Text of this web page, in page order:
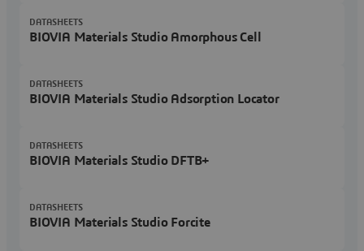
BIOVIA Materials Studio Amorphous Cell
DATASHEETS
BIOVIA Materials Studio Adsorption Locator
DATASHEETS
BIOVIA Materials Studio DFTB+
DATASHEETS
BIOVIA Materials Studio Forcite
DATASHEETS